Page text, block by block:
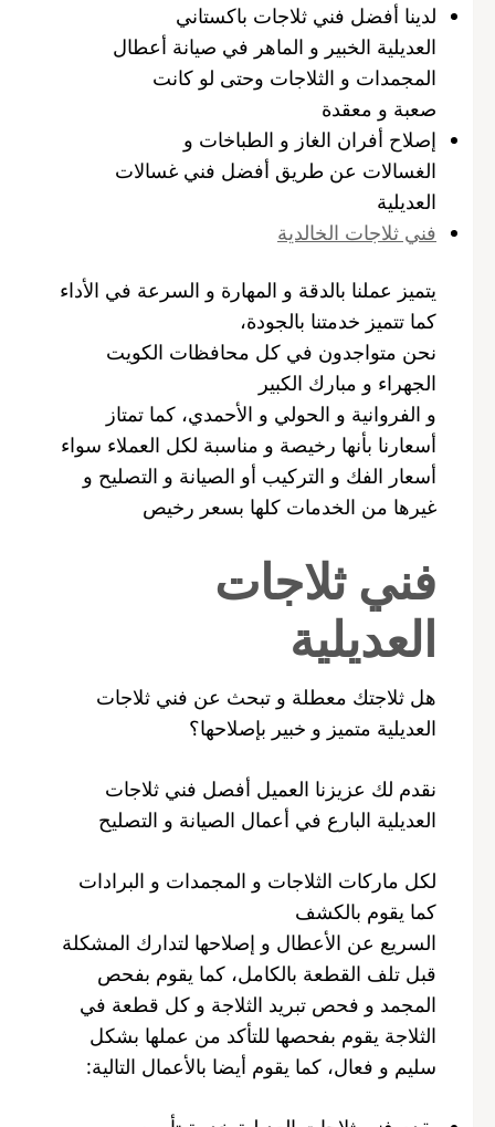
لدينا أفضل فني ثلاجات باكستاني
العديلية الخبير و الماهر في صيانة أعطال
المجمدات و الثلاجات وحتى لو كانت
صعبة و معقدة
إصلاح أفران الغاز و الطباخات و
الغسالات عن طريق أفضل فني غسالات
العديلية
فني ثلاجات الخالدية
يتميز عملنا بالدقة و المهارة و السرعة في الأداء
كما تتميز خدمتنا بالجودة،
نحن متواجدون في كل محافظات الكويت
الجهراء و مبارك الكبير
و الفروانية و الحولي و الأحمدي، كما تمتاز
أسعارنا بأنها رخيصة و مناسبة لكل العملاء سواء
أسعار الفك و التركيب أو الصيانة و التصليح و
غيرها من الخدمات كلها بسعر رخيص
فني ثلاجات
العديلية
هل ثلاجتك معطلة و تبحث عن فني ثلاجات
العديلية متميز و خبير بإصلاحها؟
نقدم لك عزيزنا العميل أفصل فني ثلاجات
العديلية البارع في أعمال الصيانة و التصليح
لكل ماركات الثلاجات و المجمدات و البرادات
كما يقوم بالكشف
السريع عن الأعطال و إصلاحها لتدارك المشكلة
قبل تلف القطعة بالكامل، كما يقوم بفحص
المجمد و فحص تبريد الثلاجة و كل قطعة في
الثلاجة يقوم بفحصها للتأكد من عملها بشكل
سليم و فعال، كما يقوم أيضا بالأعمال التالية: